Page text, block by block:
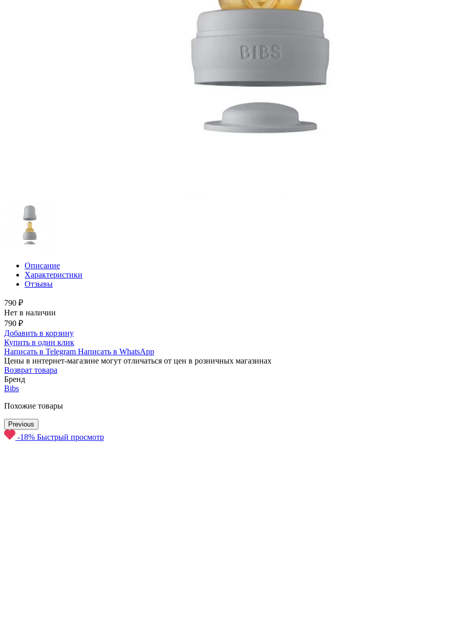
Описание
Характеристики
Отзывы
790 ₽
Нет в наличии
790 ₽
Добавить в корзину
Купить в один клик
Написать в Telegram Написать в WhatsApp
Цены в интернет-магазине могут отличаться от цен в розничных магазинах
Возврат товара
Бренд
Bibs
Похожие товары
Previous
-18% Быстрый просмотр